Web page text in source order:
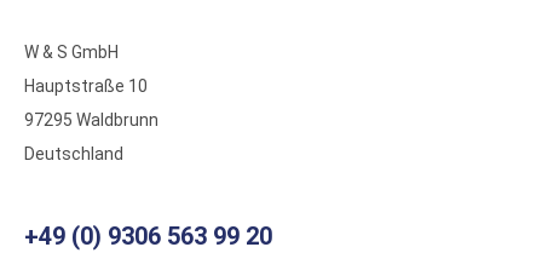
W & S GmbH
Hauptstraße 10
97295 Waldbrunn
Deutschland
+49 (0) 9306 563 99 20